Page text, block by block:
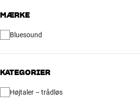
MÆRKE
Bluesound
KATEGORIER
Højtaler – trådløs